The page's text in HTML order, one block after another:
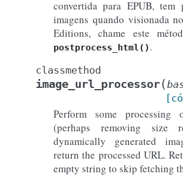
convertida para EPUB, tem
imagens quando visionada
Editions, chame este
postprocess_html().
classmethod
image_url_processor(
Perform some processing
(perhaps removing size
dynamically generated
return the processed URL.
empty string to skip fetching